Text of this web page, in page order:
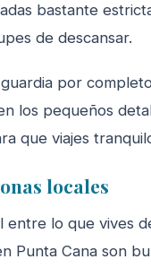
bastante
de descansar.
por
los pequeños
que viajes
locales
entre lo que vives
Punta Cana son